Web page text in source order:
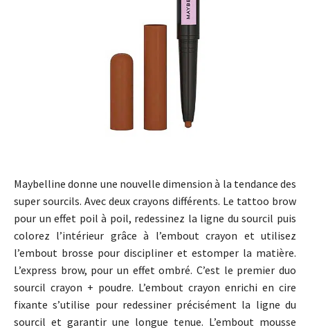
Maybelline donne une nouvelle dimension à la tendance des
super sourcils. Avec deux crayons différents. Le tattoo brow
pour un effet poil à poil, redessinez la ligne du sourcil puis
colorez l’intérieur grâce à l’embout crayon et utilisez
l’embout brosse pour discipliner et estomper la matière.
L’express brow, pour un effet ombré. C’est le premier duo
sourcil crayon + poudre. L’embout crayon enrichi en cire
fixante s’utilise pour redessiner précisément la ligne du
sourcil et garantir une longue tenue. L’embout mousse